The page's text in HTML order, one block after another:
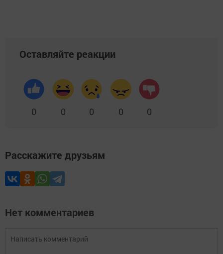
Оставляйте реакции
0 0 0 0 0
Расскажите друзьям
Нет комментариев